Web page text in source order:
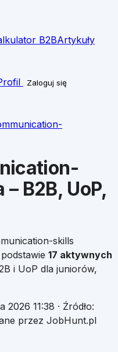
B2BArtykuły
Zaloguj się
– B2B, UoP,
skills
17 aktywnych
i UoP dla juniorów,
2026 11:38 · Źródło:
przez JobHunt.pl